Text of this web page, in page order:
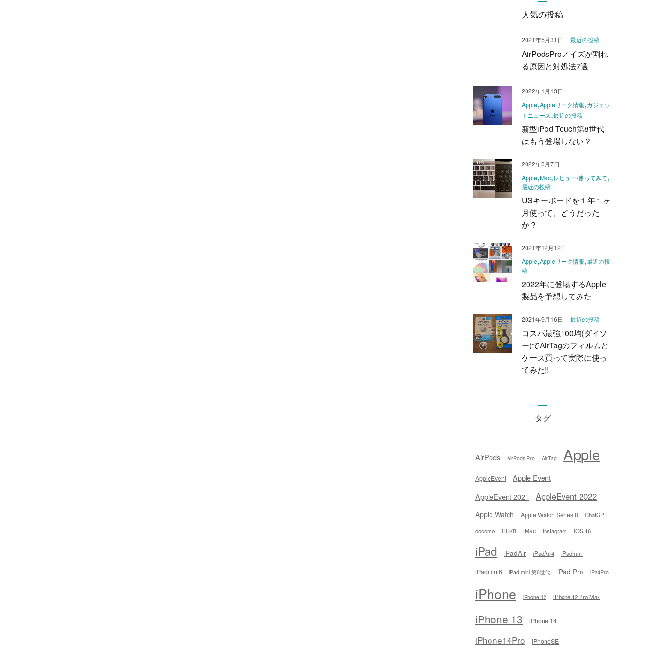
人気の投稿
最近の投稿
AirPodsProノイズが割れ
る原因と対処法7選
2021年5月31日
Apple Appleリーク情報 ガジェッ
トニュース 最近の投稿
新型iPod Touch第8世代
はもう登場しない？
2022年1月13日
Apple Mac レビュー/使ってみて
最近の投稿
USキーボードを１年１ヶ
月使って、どうだった
か？
2022年3月7日
Apple Appleリーク情報 最近の投
稿
2022年に登場するApple
製品を予想してみた
2021年12月12日
最近の投稿
コスパ最強100均(ダイソ
ー)でAirTagのフィルムと
ケース買って実際に使っ
てみた!!
2021年9月16日
タグ
AirPods AirPods Pro AirTag Apple
AppleEvent
Apple Event
AppleEvent 2021
AppleEvent 2022
Apple Watch Apple Watch Series 8 ChatGPT
docomo HHKB iMac Instagram iOS 16
iPad iPadAir iPadAir4 iPadmini
iPadmini6 iPad mini 第6世代 iPad Pro iPadPro
iPhone iPhone 12 iPhone 12 Pro Max
iPhone 13 iPhone 14
iPhone14Pro iPhoneSE